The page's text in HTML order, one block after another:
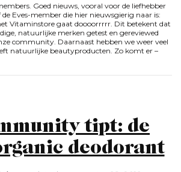
Goed nieuws, vooral voor de liefhebber
Eves-member die hier nieuwsgierig naar is:
Vitaminstore gaat doooorrrrr. Dit betekent dat
natuurlijke merken getest en gereviewed
community. Daarnaast hebben we weer veel
natuurlijke beautyproducten. Zo komt er –
tipt: de
deodorant